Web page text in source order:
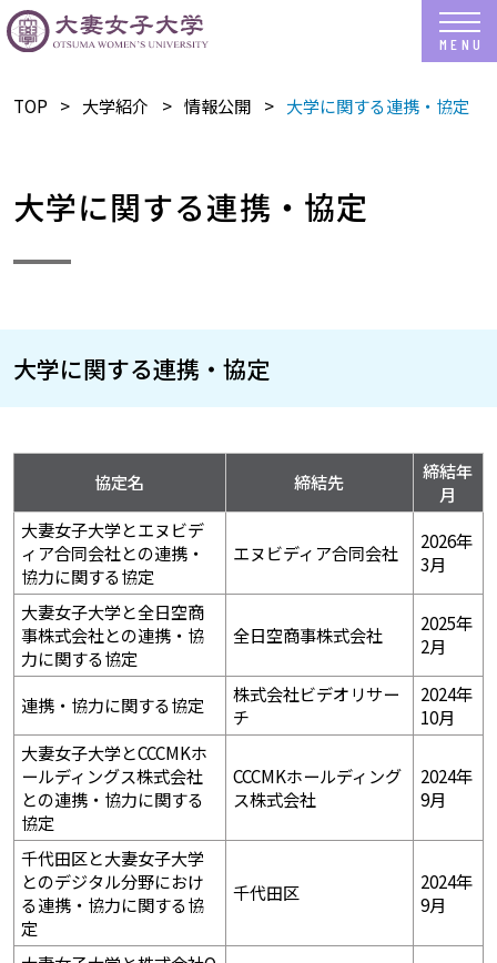
TOP ​大学紹介 情報公開 大学に関する連携・協定
大学に関する連携・協定
大学に関する連携・協定
協定名 締結先
締結年
月
大妻女子大学とエヌビデ
ィア合同会社との連携・
協力に関する協定
エヌビディア合同会社
2026年
3月
大妻女子大学と全日空商
事株式会社との連携・協
力に関する協定
全日空商事株式会社
2025年
2月
連携・協力に関する協定
株式会社ビデオリサー
チ
2024年
10月
大妻女子大学とCCCMKホ
ールディングス株式会社
との連携・協力に関する
協定
CCCMKホールディング
ス株式会社
2024年
9月
千代田区と大妻女子大学
とのデジタル分野におけ
る連携・協力に関する協
定
千代田区
2024年
9月